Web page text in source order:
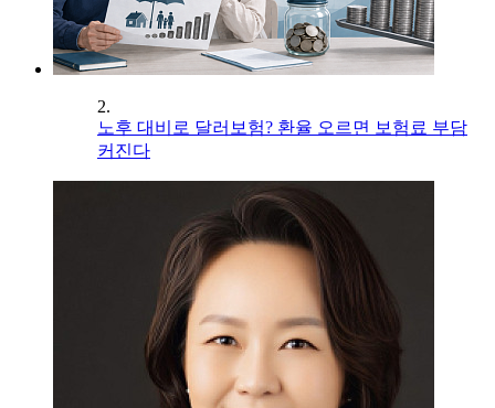
2.
노후 대비로 달러보험? 환율 오르면 보험료 부담
커진다